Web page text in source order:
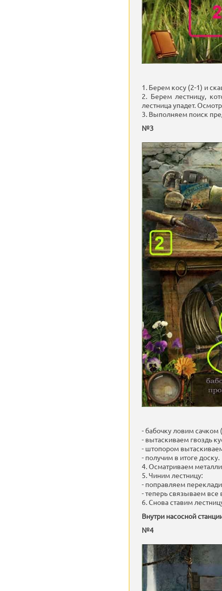
1. Берем косу (2-1) и
2. Берем лестницу,
лестница упадет.
3. Выполняем поиск
№3
- бабочку ловим сачком
- вытаскиваем гвоздь
- штопором
- получим в итоге доску.
4. Осматриваем
5. Чиним лестницу:
- поправляем
- теперь связываем все
6. Снова ставим
Внутри насосной
№4